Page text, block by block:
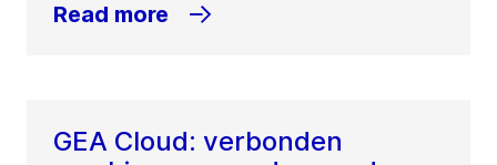
Read more
GEA Cloud: verbonden